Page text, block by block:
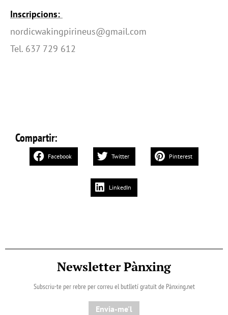
Inscripcions:
nordicwakingpirineus@gmail.com
Tel. 637 729 612
Compartir:
Facebook Twitter Pinterest
LinkedIn
Newsletter Pànxing
Subscriu-te per rebre per correu el butlletí gratuït de Pànxing.net​
Envia-me'l